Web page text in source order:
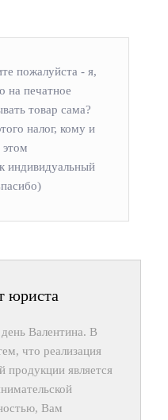
пожалуйста - я,
на печатное
товар сама?
налог, кому и
индивидуальный
юриста
Валентина. В
что реализация
продукции является
Вам